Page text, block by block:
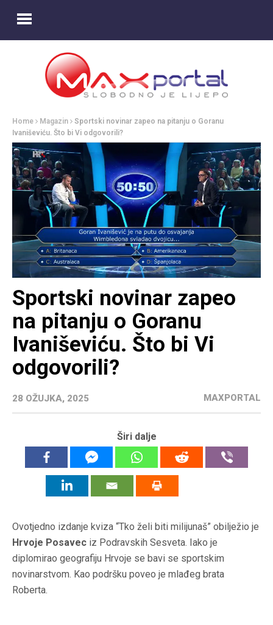
Home Magazin
Sportski novinar zapeo na pitanju o Goranu
Ivaniševiću. Što bi Vi odgovorili?
Sportski novinar zapeo
na pitanju o Goranu
Ivaniševiću. Što bi Vi
odgovorili?
28 OŽUJKA, 2025 MAXPORTAL
Širi dalje
Ovotjedno izdanje kviza “Tko želi biti milijunaš” obilježio je
Hrvoje Posavec iz Podravskih Sesveta. Iako je
diplomirao geografiju Hrvoje se bavi se sportskim
novinarstvom. Kao podršku poveo je mlađeg brata
Roberta.